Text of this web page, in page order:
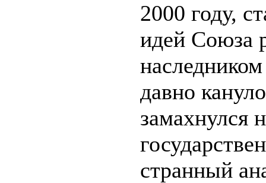
2000 году,
идей Союза
давно
замахнулся
странный